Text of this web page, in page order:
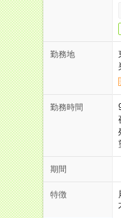
勤務地
勤務時間
期間
特徴